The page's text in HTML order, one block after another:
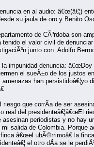
en al audio: â€œ(â€¦)
su jaula de oro y Benito
de CÃ³rdoba son
tenido el valor civil de
junto con Adolfo
impunidad denuncia:
el sueÃ±o de los justos
amenazas han persistidoâ€¦yo
riesgo que corrÃ­a de ser
real del presidenteâ€¦â€œEl
asesinan periodistas y no hay
mi salida de Colombia. Porque
â€œel ubÃ©rrimoâ€ la
el otro dÃ­a se le